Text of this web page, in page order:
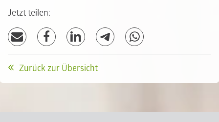
Jetzt teilen:
Zurück zur Übersicht